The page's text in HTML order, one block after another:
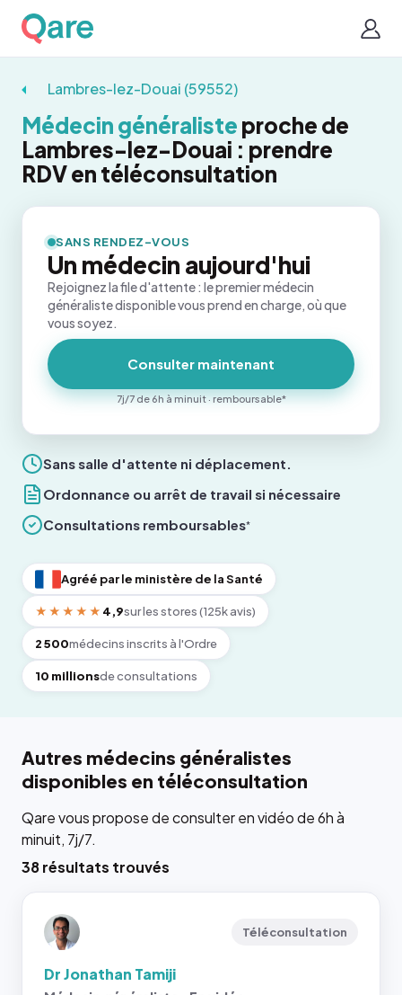
Lambres-lez-Douai (59552)
Médecin généraliste proche de
Lambres-lez-Douai : prendre
RDV en téléconsultation
Sans salle d'attente ni déplacement.
Ordonnance ou arrêt de travail si nécessaire
Consultations remboursables*
Agréé par le ministère de la Santé
★★★★★ 4,9sur les stores (125k avis)
2 500médecins inscrits à l'Ordre
10 millionsde consultations
SANS RENDEZ-VOUS
Un médecin aujourd'hui
Rejoignez la file d'attente : le premier médecin
généraliste disponible vous prend en charge, où que
vous soyez.
Consulter maintenant
7j/7 de 6h à minuit · remboursable*
Autres médecins généralistes
disponibles en téléconsultation
Qare vous propose de consulter en vidéo de 6h à
minuit, 7j/7.
38 résultats trouvés
Téléconsultation
Dr Jonathan Tamiji